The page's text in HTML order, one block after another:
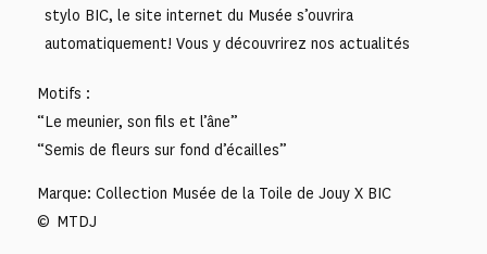
stylo BIC, le site internet du Musée s’ouvrira
automatiquement! Vous y découvrirez nos actualités
Motifs :
“Le meunier, son fils et l’âne”
“Semis de fleurs sur fond d’écailles”
Marque: Collection Musée de la Toile de Jouy X BIC
© MTDJ